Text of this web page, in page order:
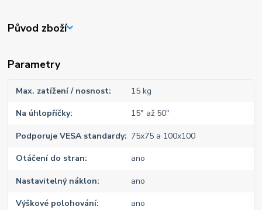
Původ zboží
Parametry
Max. zatížení / nosnost 15 kg
Na úhlopříčky 15" až 50"
Podporuje VESA standardy 75x75 a 100x100
Otáčení do stran ano
Nastavitelný náklon ano
Výškové polohování ano